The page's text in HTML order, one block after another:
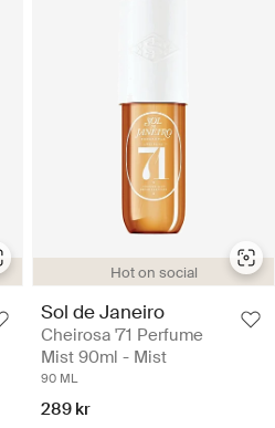
Hot on social
Sol de Janeiro
Cheirosa '71 Perfume
Mist 90ml - Mist
90 ML
289 kr